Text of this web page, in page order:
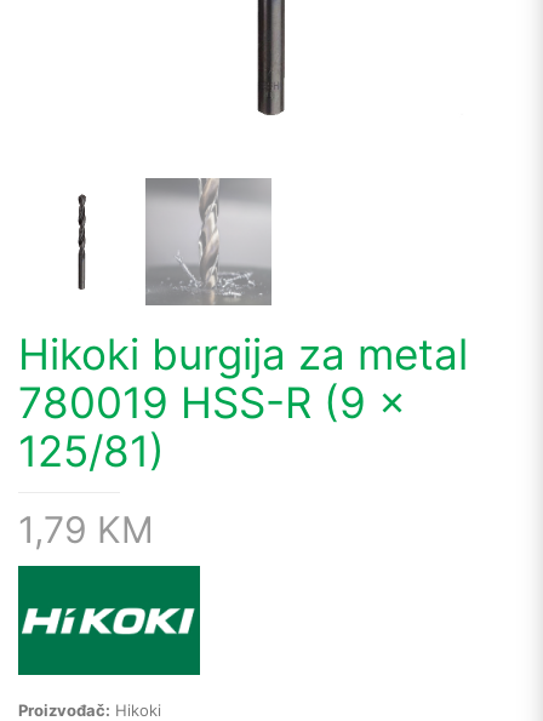
Hikoki burgija za metal
780019 HSS-R (9 x
125/81)
1,79 KM
Proizvođač: Hikoki